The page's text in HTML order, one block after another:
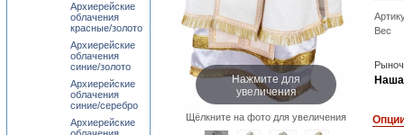
Нажмите для
увеличения
Щёлкните на фото для увеличения
Вес
Архиерейские
облачения
красные/золото
Архиерейские
облачения
синие/золото
Архиерейские
облачения
синие/серебро
Архиерейские